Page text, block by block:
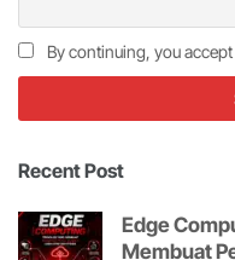
By continuing, you
Recent Post
Edge
Membuat